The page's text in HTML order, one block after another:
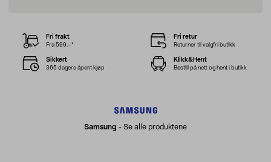
Samsung - Se alle produktene
Fri frakt
Fra 599,–*
Fri retur
Returner til valgfri butikk
Sikkert
365 dagers åpent kjøp
Klikk&Hent
Bestill på nett og hent i butikk